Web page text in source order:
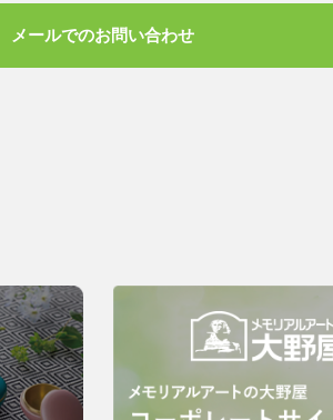
メールでのお問い合わせ